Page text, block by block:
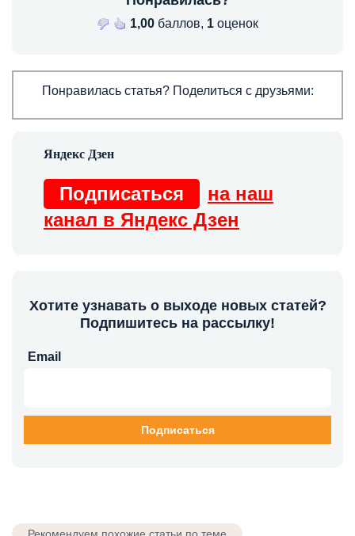
1,00 баллов, 1 оценок
Понравилась статья? Поделиться с друзьями:
Подписаться
на наш
канал в Яндекс Дзен
Хотите узнавать о выходе новых статей?
Подпишитесь на рассылку!
Email
Рекомендуем похожие статьи по теме